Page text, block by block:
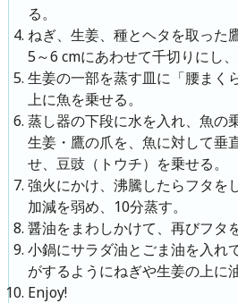
る。
ねぎ、生姜、種とヘタを取った
5～6 cmにあわせて千切りにし
生姜の一部を蒸す皿に「腰まく
上に魚を乗せる。
蒸し器の下段に水を入れ、魚の
生姜・鷹の爪を、魚に対して垂
せ、豆豉（トウチ）を乗せる。
強火にかけ、沸騰したらフタを
加減を弱め、10分蒸す。
醤油をまわしかけて、再びフタ
小鍋にサラダ油とごま油を入れ
がするようにねぎや生姜の上に
Enjoy!